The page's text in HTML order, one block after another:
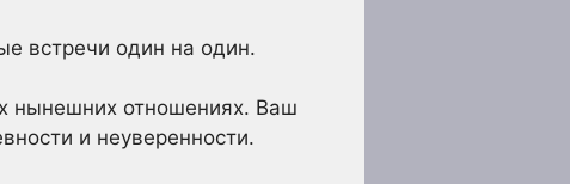
встречи один на один.
нынешних отношениях. Ваш
и неуверенности.